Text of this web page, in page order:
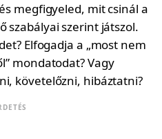
megfigyeled, mit csinál a
szabályai szerint játszol.
Elfogadja a „most nem
mondatodat? Vagy
követelőzni, hibáztatni?